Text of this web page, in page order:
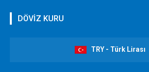
DÖVİZ KURU
TRY - Türk Lirası